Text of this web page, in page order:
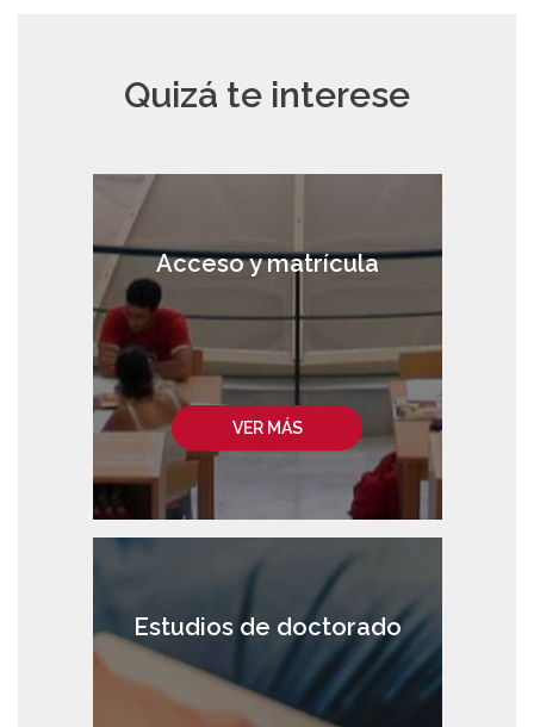
Quizá te interese
VER MÁS
Acceso y matrícula
Estudios de doctorado